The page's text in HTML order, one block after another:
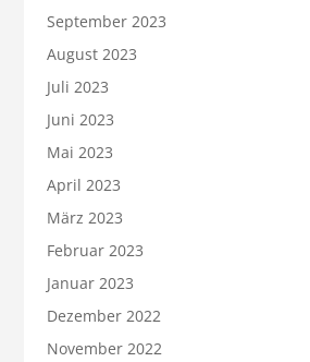
September 2023
August 2023
Juli 2023
Juni 2023
Mai 2023
April 2023
März 2023
Februar 2023
Januar 2023
Dezember 2022
November 2022